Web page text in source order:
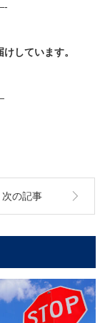
しています。
次の記事